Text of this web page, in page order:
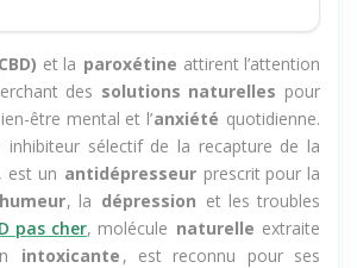
et laparoxétineattirent l’attention
dessolutions naturelles pour
être mental et l’anxiétéquotidienne.
inhibiteur sélectif de la recapture de la
est unantidépresseur prescrit pour la
, ladépressionet les troubles
pas cher, moléculenaturelleextraite